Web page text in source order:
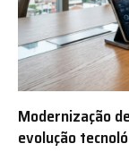
Modernização
evolução